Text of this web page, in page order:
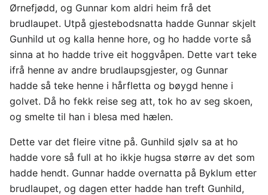
Ørnefjødd, og Gunnar kom aldri heim frå det
brudlaupet. Utpå gjestebodsnatta hadde Gunnar skjelt
Gunhild ut og kalla henne hore, og ho hadde vorte så
sinna at ho hadde trive eit hoggvåpen. Dette vart teke
ifrå henne av andre brudlaupsgjester, og Gunnar
hadde så teke henne i hårfletta og bøygd henne i
golvet. Då ho fekk reise seg att, tok ho av seg skoen,
og smelte til han i blesa med hælen.
Dette var det fleire vitne på. Gunhild sjølv sa at ho
hadde vore så full at ho ikkje hugsa større av det som
hadde hendt. Gunnar hadde overnatta på Byklum etter
brudlaupet, og dagen etter hadde han treft Gunhild,